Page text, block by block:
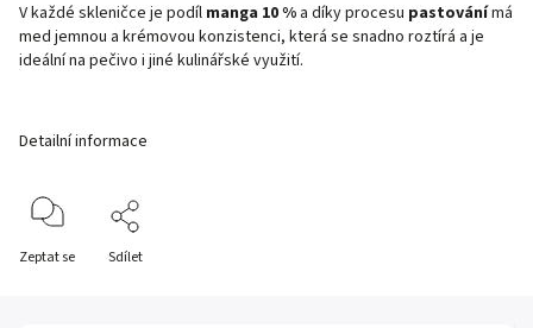
V každé skleničce je podíl manga 10 % a díky procesu pastovánímá
med jemnou a krémovou konzistenci, která se snadno roztírá a je
ideální na pečivo i jiné kulinářské využití.
Detailní informace
Zeptat se Sdílet